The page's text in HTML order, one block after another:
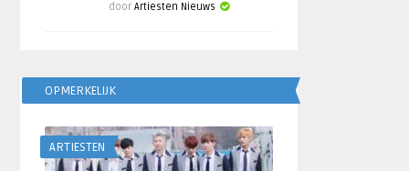
doorArtiesten Nieuws
OPMERKELIJK
ARTIESTEN